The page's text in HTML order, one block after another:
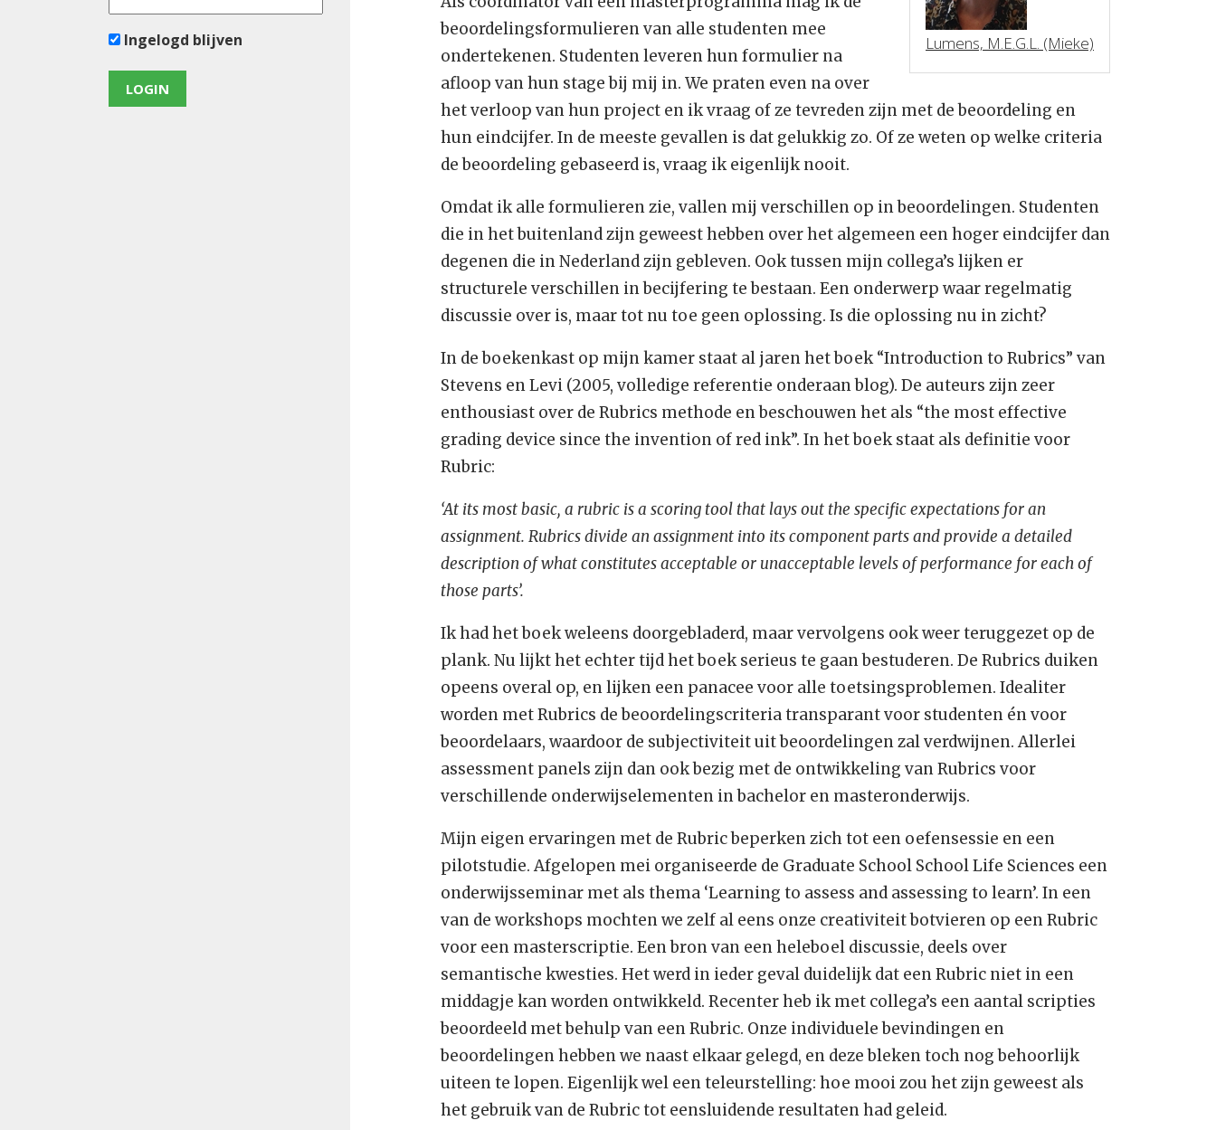
Ingelogd blijven Lumens, M.E.G.L. (Mieke)
beoordelingsformulieren van alle studenten mee
ondertekenen. Studenten leveren hun formulier na
afloop van hun stage bij mij in. We praten even na over
het verloop van hun project en ik vraag of ze tevreden zijn met de beoordeling en
hun eindcijfer. In de meeste gevallen is dat gelukkig zo. Of ze weten op welke criteria
de beoordeling gebaseerd is, vraag ik eigenlijk nooit.
Omdat ik alle formulieren zie, vallen mij verschillen op in beoordelingen. Studenten
die in het buitenland zijn geweest hebben over het algemeen een hoger eindcijfer dan
degenen die in Nederland zijn gebleven. Ook tussen mijn collega’s lijken er
structurele verschillen in becijfering te bestaan. Een onderwerp waar regelmatig
discussie over is, maar tot nu toe geen oplossing. Is die oplossing nu in zicht?
In de boekenkast op mijn kamer staat al jaren het boek “Introduction to Rubrics” van
Stevens en Levi (2005, volledige referentie onderaan blog). De auteurs zijn zeer
enthousiast over de Rubrics methode en beschouwen het als “the most effective
grading device since the invention of red ink”. In het boek staat als definitie voor
Rubric:
‘At its most basic, a rubric is a scoring tool that lays out the specific expectations for an
assignment. Rubrics divide an assignment into its component parts and provide a detailed
description of what constitutes acceptable or unacceptable levels of performance for each of
those parts’.
Ik had het boek weleens doorgebladerd, maar vervolgens ook weer teruggezet op de
plank. Nu lijkt het echter tijd het boek serieus te gaan bestuderen. De Rubrics duiken
opeens overal op, en lijken een panacee voor alle toetsingsproblemen. Idealiter
worden met Rubrics de beoordelingscriteria transparant voor studenten én voor
beoordelaars, waardoor de subjectiviteit uit beoordelingen zal verdwijnen. Allerlei
assessment panels zijn dan ook bezig met de ontwikkeling van Rubrics voor
verschillende onderwijselementen in bachelor en masteronderwijs.
Mijn eigen ervaringen met de Rubric beperken zich tot een oefensessie en een
pilotstudie. Afgelopen mei organiseerde de Graduate School School Life Sciences een
onderwijsseminar met als thema ‘Learning to assess and assessing to learn’. In een
van de workshops mochten we zelf al eens onze creativiteit botvieren op een Rubric
voor een masterscriptie. Een bron van een heleboel discussie, deels over
semantische kwesties. Het werd in ieder geval duidelijk dat een Rubric niet in een
middagje kan worden ontwikkeld. Recenter heb ik met collega’s een aantal scripties
beoordeeld met behulp van een Rubric. Onze individuele bevindingen en
beoordelingen hebben we naast elkaar gelegd, en deze bleken toch nog behoorlijk
uiteen te lopen. Eigenlijk wel een teleurstelling: hoe mooi zou het zijn geweest als
het gebruik van de Rubric tot eensluidende resultaten had geleid.